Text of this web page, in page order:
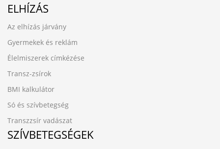
ELHÍZÁS
Az elhízás járvány
Gyermekek és reklám
Élelmiszerek címkézése
Transz-zsírok
BMI kalkulátor
Só és szívbetegség
Transzzsír vadászat
SZÍVBETEGSÉGEK